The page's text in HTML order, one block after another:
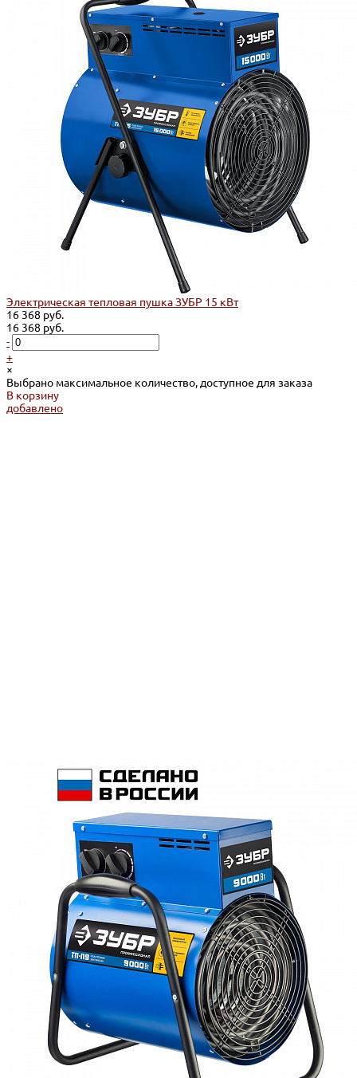
Электрическая тепловая пушка ЗУБР 15 кВт
16 368 руб.
16 368 руб.
-
+
×
Выбрано максимальное количество, доступное для заказа
В корзину
добавлено